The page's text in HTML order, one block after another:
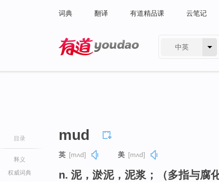
词典 翻译 有道精品课 云笔记
中英
目录
释义
权威词典
mud
英 [mʌd] 美 [mʌd]
n. 泥，淤泥，泥浆；（多指与腐